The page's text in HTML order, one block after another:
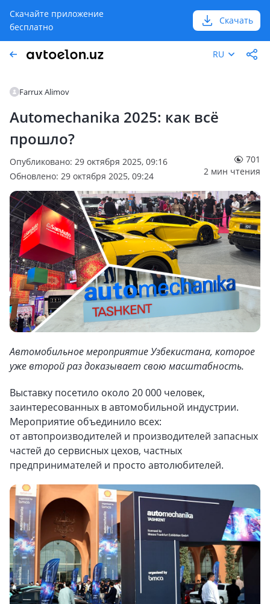
Скачайте приложение
бесплатно
Скачать
RU
Farrux Alimov
Automechanika 2025: как всё
прошло?
Опубликовано: 29 октября 2025, 09:16
Обновлено: 29 октября 2025, 09:24
701
2 мин чтения
Автомобильное мероприятие Узбекистана, которое
уже второй раз доказывает свою масштабность.
Выставку посетило около 20 000 человек,
заинтересованных в автомобильной индустрии.
Мероприятие объединило всех:
от автопроизводителей и производителей запасных
частей до сервисных цехов, частных
предпринимателей и просто автолюбителей.